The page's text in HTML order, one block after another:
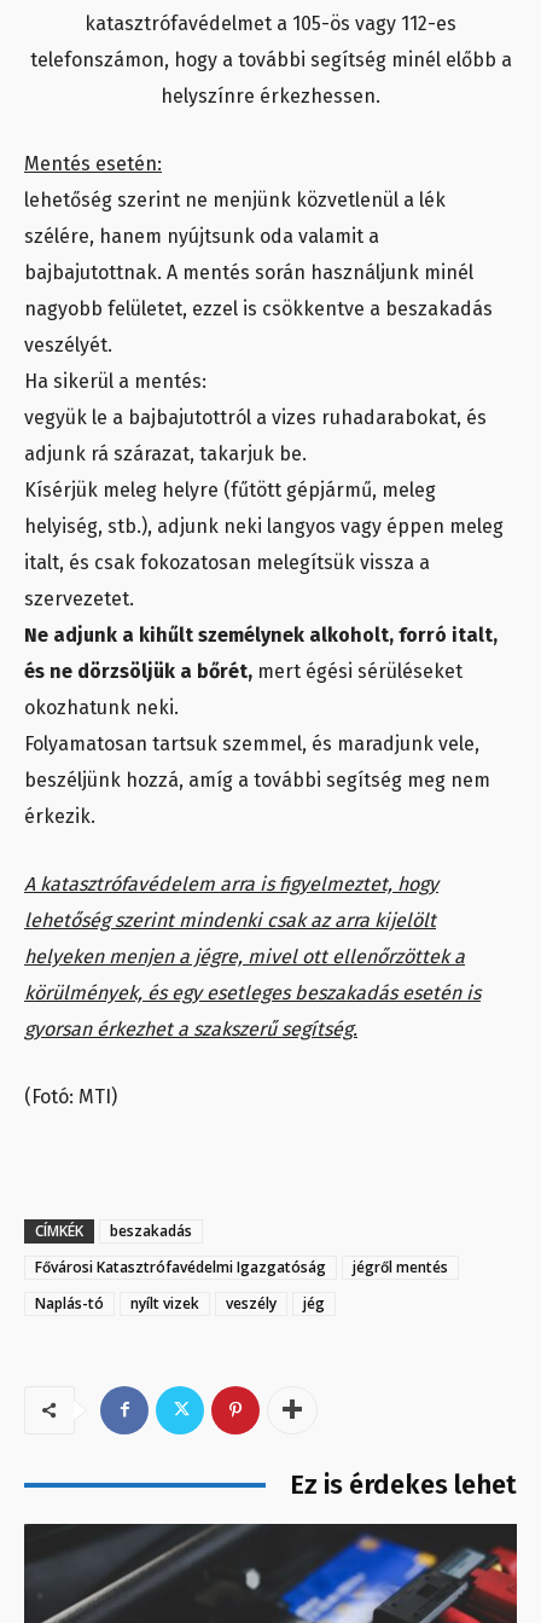
katasztrófavédelmet a 105-ös vagy 112-es
telefonszámon, hogy a további segítség minél előbb a
helyszínre érkezhessen.
Mentés esetén:
lehetőség szerint ne menjünk közvetlenül a lék
szélére, hanem nyújtsunk oda valamit a
bajbajutottnak. A mentés során használjunk minél
nagyobb felületet, ezzel is csökkentve a beszakadás
veszélyét.
Ha sikerül a mentés:
vegyük le a bajbajutottról a vizes ruhadarabokat, és
adjunk rá szárazat, takarjuk be.
Kísérjük meleg helyre (fűtött gépjármű, meleg
helyiség, stb.), adjunk neki langyos vagy éppen meleg
italt, és csak fokozatosan melegítsük vissza a
szervezetet.
Ne adjunk a kihűlt személynek alkoholt, forró italt,
és ne dörzsöljük a bőrét, mert égési sérüléseket
okozhatunk neki.
Folyamatosan tartsuk szemmel, és maradjunk vele,
beszéljünk hozzá, amíg a további segítség meg nem
érkezik.
A katasztrófavédelem arra is figyelmeztet, hogy
lehetőség szerint mindenki csak az arra kijelölt
helyeken menjen a jégre, mivel ott ellenőrzöttek a
körülmények, és egy esetleges beszakadás esetén is
gyorsan érkezhet a szakszerű segítség.
(Fotó: MTI)
CÍMKÉK
beszakadás
Fővárosi Katasztrófavédelmi Igazgatóság
jégről mentés
Naplás-tó
nyílt vizek veszély jég
Ez is érdekes lehet